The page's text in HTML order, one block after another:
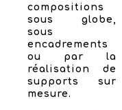
compositions
sous globe,
sous
encadrements
ou par la
réalisation de
supports sur
mesure.